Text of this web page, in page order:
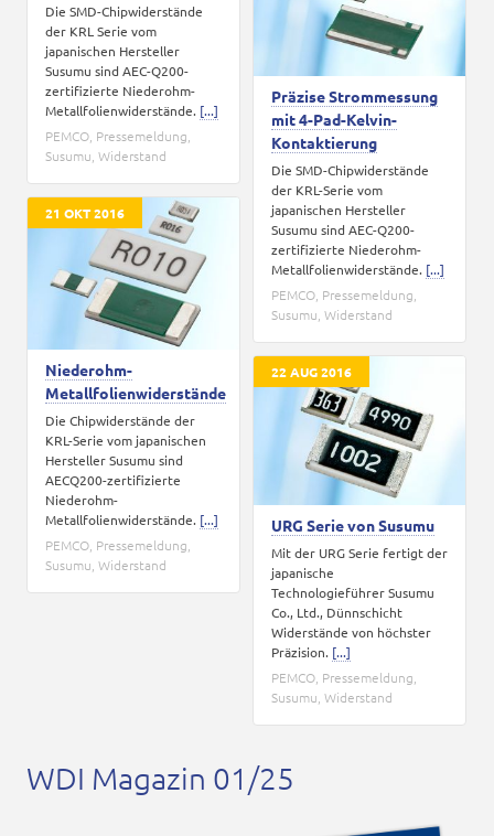
Die SMD-Chipwiderstände
der KRL Serie vom
japanischen Hersteller
Susumu sind AEC-Q200-
zertifizierte Niederohm-
Metallfolienwiderstände. [...]
PEMCO Pressemeldung
Susumu Widerstand
Präzise Strommessung
mit 4-Pad-Kelvin-
Kontaktierung
Die SMD-Chipwiderstände
der KRL-Serie vom
japanischen Hersteller
Susumu sind AEC-Q200-
zertifizierte Niederohm-
Metallfolienwiderstände. [...]
PEMCO Pressemeldung
Susumu Widerstand
21 OKT 2016
Niederohm-
Metallfolienwiderstände
Die Chipwiderstände der
KRL-Serie vom japanischen
Hersteller Susumu sind
AECQ200-zertifizierte
Niederohm-
Metallfolienwiderstände. [...]
PEMCO, Pressemeldung,
Susumu, Widerstand
22 AUG 2016
URG Serie von Susumu
Mit der URG Serie fertigt der
japanische
Technologieführer Susumu
Co., Ltd., Dünnschicht
Widerstände von höchster
Präzision. [...]
PEMCO Pressemeldung
Susumu Widerstand
WDI Magazin 01/25